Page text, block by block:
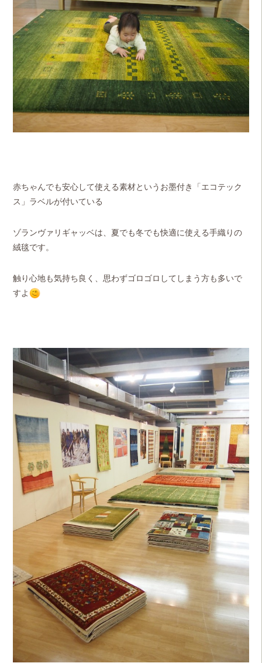
赤ちゃんでも安心して使える素材というお墨付き「エコテック
ス」ラベルが付いている
ゾランヴァリギャッベは、夏でも冬でも快適に使える手織りの
絨毯です。
触り心地も気持ち良く、思わずゴロゴロしてしまう方も多いで
すよ